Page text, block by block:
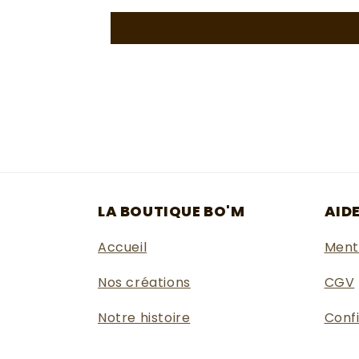
LA BOUTIQUE BO'M
Accueil
Nos créations
Notre histoire
AIDE
CGV